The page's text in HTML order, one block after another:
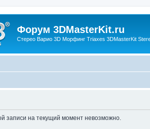
Форум 3DMasterKit.ru
Стерео Варио 3D Морфинг Triaxes 3DMasterKit
записи на текущий момент невозможно.